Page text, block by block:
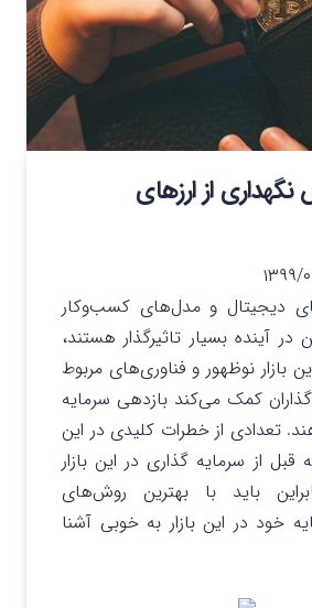
از ارزهای
۰۶/۰۲
دیجیتال و مدل‌های کسب‌وکار
در آینده بسیار تاثیرگذار هستند،
نوظهور و فناوری‌های مربوط
کمک می‌کند بازدهی سرمایه
تعدادی از خطرات کلیدی در این
قبل از سرمایه گذاری در این بازار
باید با بهترین روش‌های
خود در این بازار به خوبی آشنا